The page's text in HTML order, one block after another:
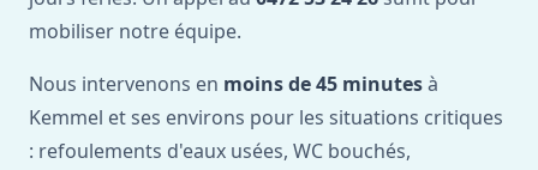
mobiliser notre équipe.
Nous intervenons en moins de 45 minutesà
Kemmel et ses environs pour les situations critiques
: refoulements d'eaux usées, WC bouchés,